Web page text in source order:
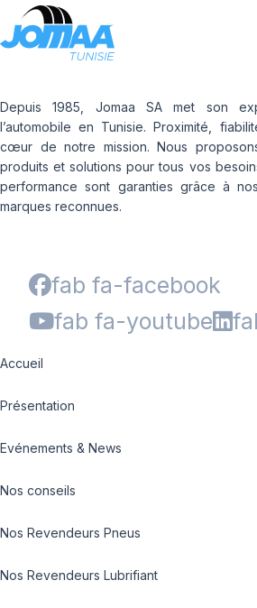
Depuis 1985, Jomaa SA met son
l’automobile en Tunisie. Proximité,
cœur de notre mission. Nous
produits et solutions pour tous vos
performance sont garanties grâce à
marques reconnues.
fab fa-facebook
fab fa-youtube
Accueil
Présentation
Evénements & News
Nos conseils
Nos Revendeurs Pneus
Nos Revendeurs Lubrifiant